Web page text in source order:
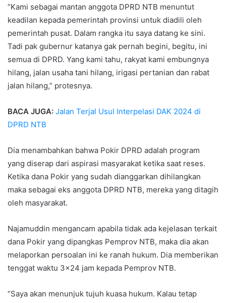
“Kami sebagai mantan anggota DPRD NTB menuntut
keadilan kepada pemerintah provinsi untuk diadili oleh
pemerintah pusat. Dalam rangka itu saya datang ke sini.
Tadi pak gubernur katanya gak pernah begini, begitu, ini
semua di DPRD. Yang kami tahu, rakyat kami embungnya
hilang, jalan usaha tani hilang, irigasi pertanian dan rabat
jalan hilang,” protesnya.
BACA JUGA: Jalan Terjal Usul Interpelasi DAK 2024 di
DPRD NTB
Dia menambahkan bahwa Pokir DPRD adalah program
yang diserap dari aspirasi masyarakat ketika saat reses.
Ketika dana Pokir yang sudah dianggarkan dihilangkan
maka sebagai eks anggota DPRD NTB, mereka yang ditagih
oleh masyarakat.
Najamuddin mengancam apabila tidak ada kejelasan terkait
dana Pokir yang dipangkas Pemprov NTB, maka dia akan
melaporkan persoalan ini ke ranah hukum. Dia memberikan
tenggat waktu 3×24 jam kepada Pemprov NTB.
“Saya akan menunjuk tujuh kuasa hukum. Kalau tetap